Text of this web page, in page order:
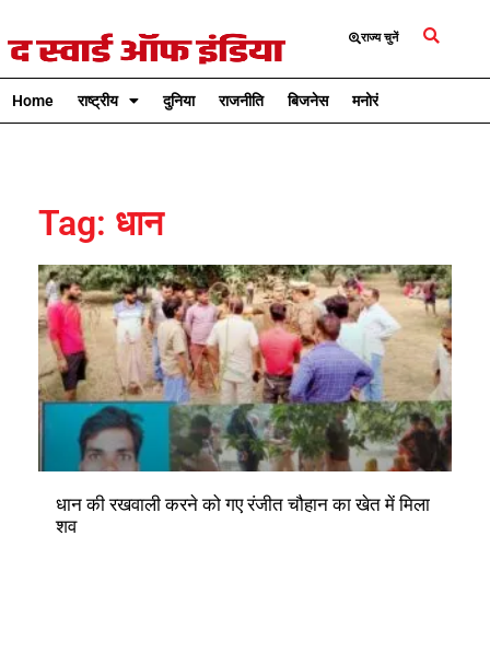
राज्य चुनें
Home राष्ट्रीय दुनिया राजनीति बिजनेस मनोरंजन
Tag: धान
धान की रखवाली करने को गए रंजीत चौहान का खेत में मिला
शव